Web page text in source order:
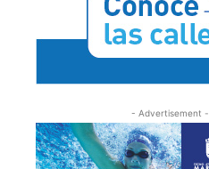
- Advertisement -